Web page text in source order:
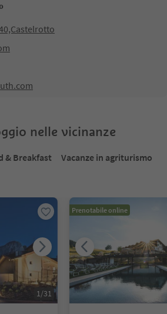
nelle vicinanze
& Breakfast
Vacanze in agriturismo
1/31
Prenotabile online